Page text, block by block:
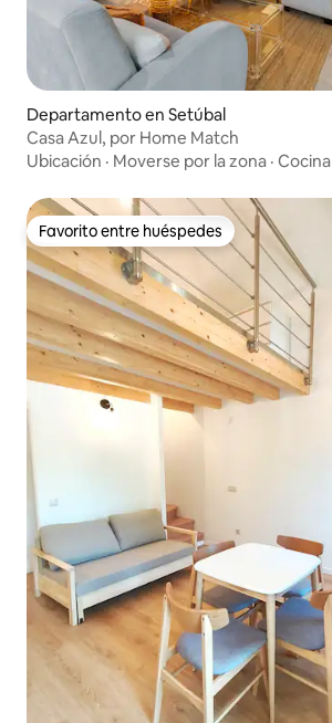
Departamento en Setúbal
Casa Azul, por Home Match
Ubicación · Moverse por la zona · Cocina
Favorito entre huéspedes
Favorito entre huéspedes